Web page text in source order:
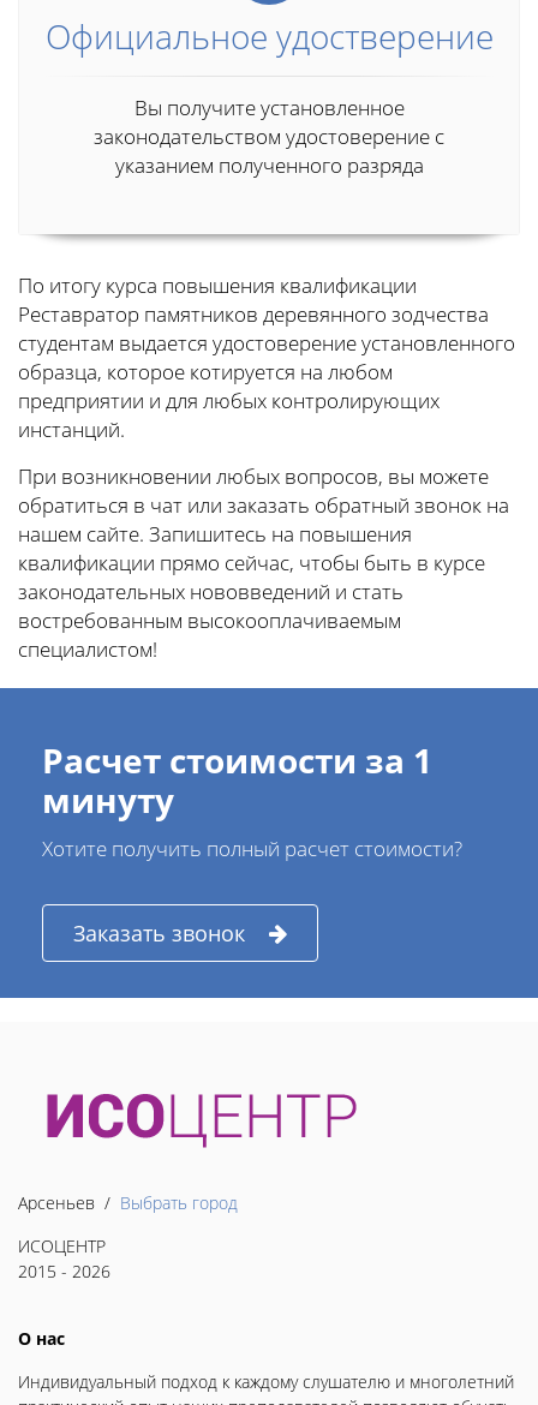
Официальное удостверение
Вы получите установленное
законодательством удостоверение с
указанием полученного разряда
По итогу курса повышения квалификации
Реставратор памятников деревянного зодчества
студентам выдается удостоверение установленного
образца, которое котируется на любом
предприятии и для любых контролирующих
инстанций.
При возникновении любых вопросов, вы можете
обратиться в чат или заказать обратный звонок на
нашем сайте. Запишитесь на повышения
квалификации прямо сейчас, чтобы быть в курсе
законодательных нововведений и стать
востребованным высокооплачиваемым
специалистом!
Расчет стоимости за 1
минуту
Хотите получить полный расчет стоимости?
Заказать звонок
Арсеньев / Выбрать город
ИСОЦЕНТР
2015 - 2026
О нас
Индивидуальный подход к каждому слушателю и многолетний